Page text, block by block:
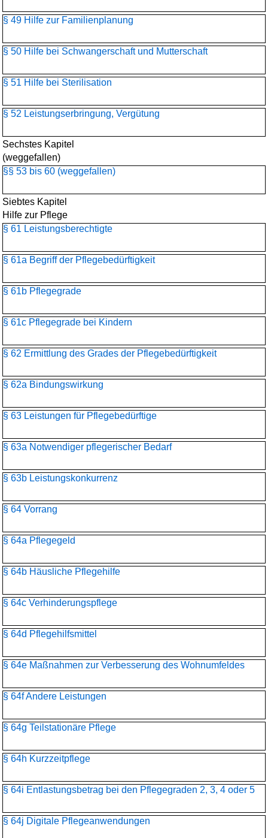
§ 49 Hilfe zur Familienplanung
§ 50 Hilfe bei Schwangerschaft und Mutterschaft
§ 51 Hilfe bei Sterilisation
§ 52 Leistungserbringung, Vergütung
Sechstes Kapitel
(weggefallen)
§§ 53 bis 60 (weggefallen)
Siebtes Kapitel
Hilfe zur Pflege
§ 61 Leistungsberechtigte
§ 61a Begriff der Pflegebedürftigkeit
§ 61b Pflegegrade
§ 61c Pflegegrade bei Kindern
§ 62 Ermittlung des Grades der Pflegebedürftigkeit
§ 62a Bindungswirkung
§ 63 Leistungen für Pflegebedürftige
§ 63a Notwendiger pflegerischer Bedarf
§ 63b Leistungskonkurrenz
§ 64 Vorrang
§ 64a Pflegegeld
§ 64b Häusliche Pflegehilfe
§ 64c Verhinderungspflege
§ 64d Pflegehilfsmittel
§ 64e Maßnahmen zur Verbesserung des Wohnumfeldes
§ 64f Andere Leistungen
§ 64g Teilstationäre Pflege
§ 64h Kurzzeitpflege
§ 64i Entlastungsbetrag bei den Pflegegraden 2, 3, 4 oder 5
§ 64j Digitale Pflegeanwendungen